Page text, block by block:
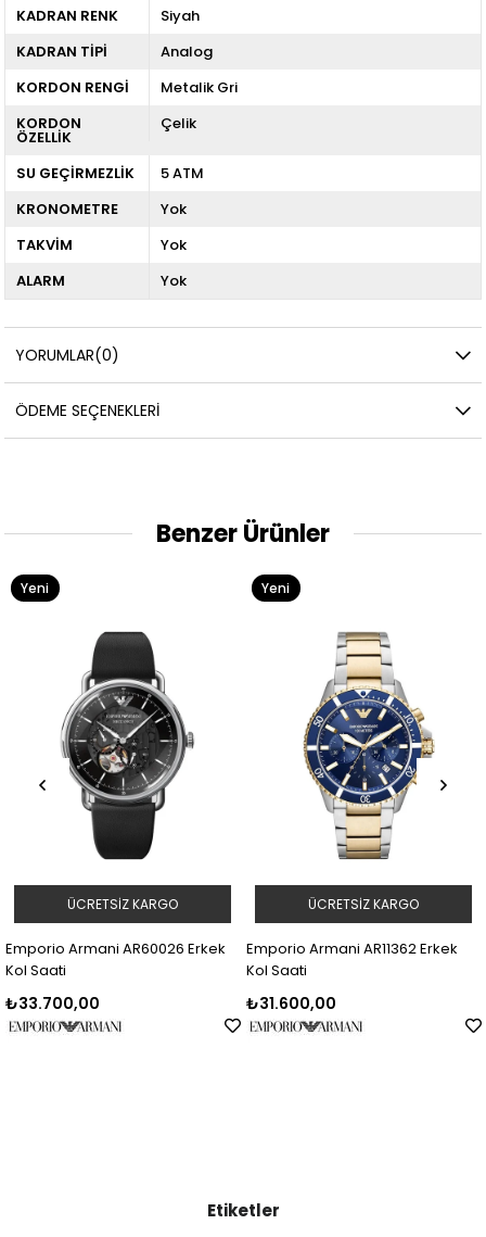
KADRAN RENK
Siyah
KADRAN TİPİ
Analog
KORDON RENGİ
Metalik Gri
KORDON
ÖZELLİK
Çelik
SU GEÇİRMEZLİK
5 ATM
KRONOMETRE
Yok
TAKVİM
Yok
ALARM
Yok
YORUMLAR(0)
ÖDEME SEÇENEKLERI
Benzer Ürünler
Emporio Armani AR60026 Erkek
Kol Saati
₺33.700,00
ÜCRETSIZ KARGO
Yeni
Emporio Armani AR11362 Erkek
Kol Saati
₺31.600,00
ÜCRETSIZ KARGO
Yeni
Etiketler